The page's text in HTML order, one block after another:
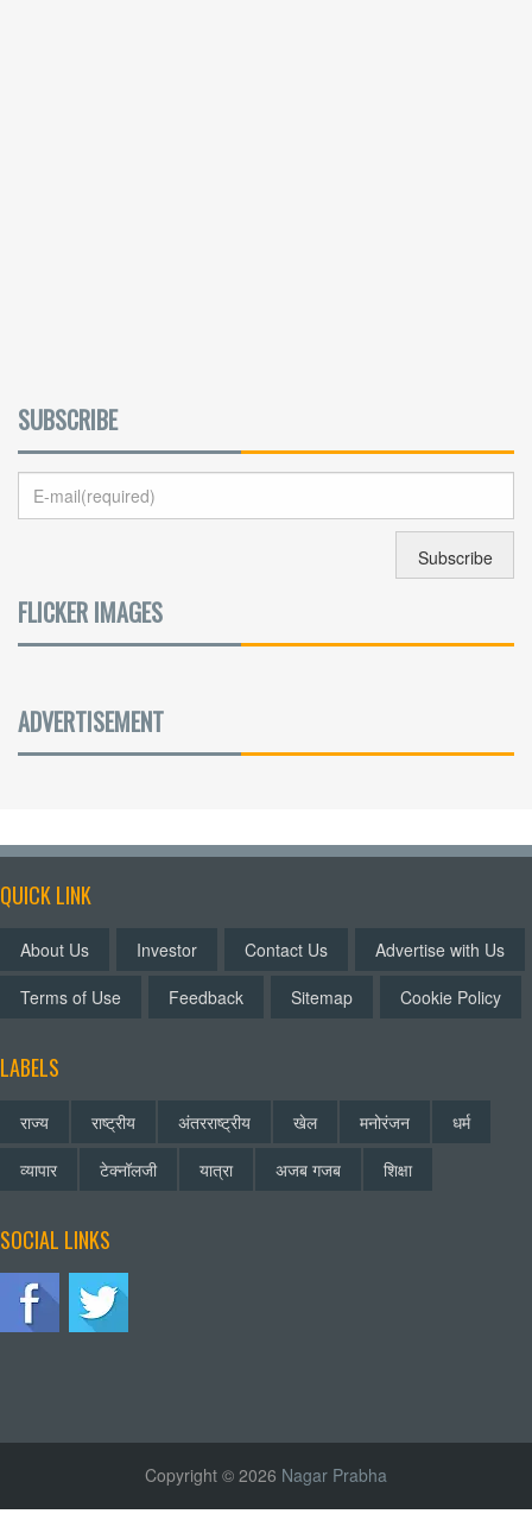
SUBSCRIBE
FLICKER IMAGES
ADVERTISEMENT
QUICK LINK
About Us Investor Contact Us
Advertise with Us
Terms of Use
Feedback Sitemap Cookie Policy
LABELS
राज्य राष्ट्रीय अंतरराष्ट्रीय खेल मनोरंजन
धर्म
व्यापार
टेक्नॉलजी यात्रा अजब गजब शिक्षा
SOCIAL LINKS
Copyright © 2026 Nagar Prabha